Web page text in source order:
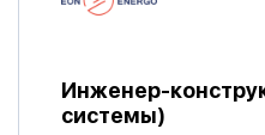
Инженер-
системы)